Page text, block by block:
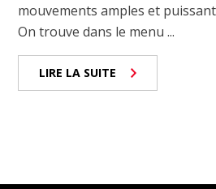
mouvements amples et
On trouve dans le menu ...
LIRE LA SUITE